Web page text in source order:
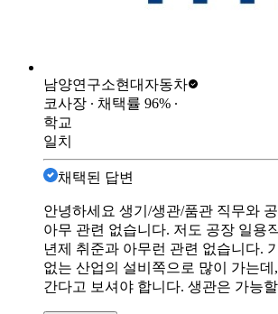
남양연구소현대자동차
코사장 ∙ 채택률 96% ∙
학교
일치
채택된 답변
안녕하세요 생기/생관/품관 직무와
아무 관련 없습니다. 저도 공장 일용
년제 취준과 아무런 관련 없습니다.
없는 산업의 설비쪽으로 많이 가는
간다고 보셔야 합니다. 생관은 가능